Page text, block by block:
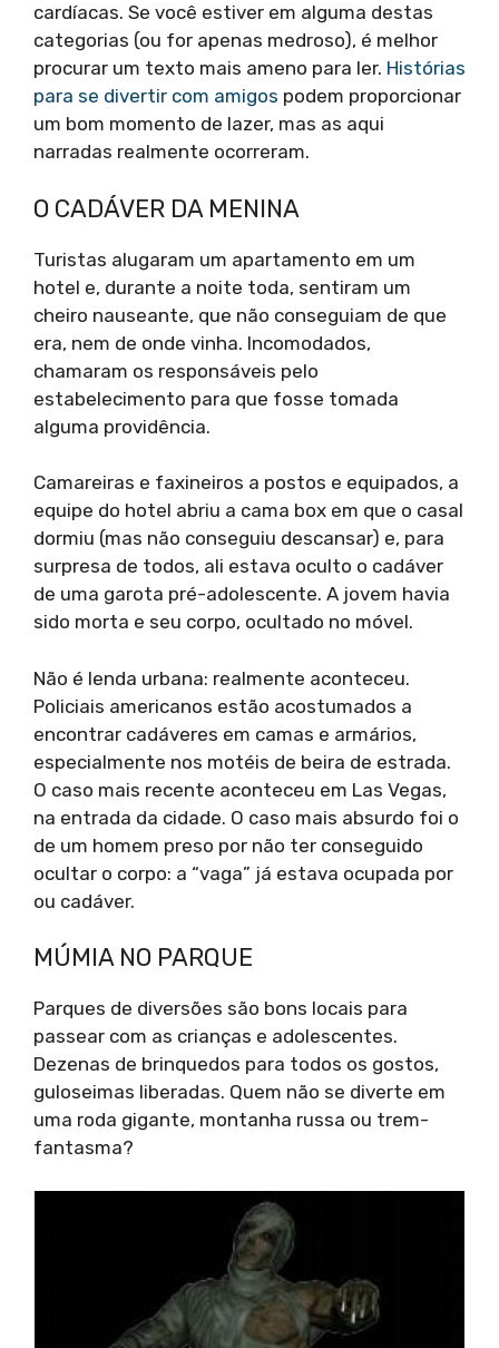
cardíacas. Se você estiver em alguma destas
categorias (ou for apenas medroso), é melhor
procurar um texto mais ameno para ler. Histórias
para se divertir com amigos podem proporcionar
um bom momento de lazer, mas as aqui
narradas realmente ocorreram.
O CADÁVER DA MENINA
Turistas alugaram um apartamento em um
hotel e, durante a noite toda, sentiram um
cheiro nauseante, que não conseguiam de que
era, nem de onde vinha. Incomodados,
chamaram os responsáveis pelo
estabelecimento para que fosse tomada
alguma providência.
Camareiras e faxineiros a postos e equipados, a
equipe do hotel abriu a cama box em que o casal
dormiu (mas não conseguiu descansar) e, para
surpresa de todos, ali estava oculto o cadáver
de uma garota pré-adolescente. A jovem havia
sido morta e seu corpo, ocultado no móvel.
Não é lenda urbana: realmente aconteceu.
Policiais americanos estão acostumados a
encontrar cadáveres em camas e armários,
especialmente nos motéis de beira de estrada.
O caso mais recente aconteceu em Las Vegas,
na entrada da cidade. O caso mais absurdo foi o
de um homem preso por não ter conseguido
ocultar o corpo: a “vaga” já estava ocupada por
ou cadáver.
MÚMIA NO PARQUE
Parques de diversões são bons locais para
passear com as crianças e adolescentes.
Dezenas de brinquedos para todos os gostos,
guloseimas liberadas. Quem não se diverte em
uma roda gigante, montanha russa ou trem-
fantasma?